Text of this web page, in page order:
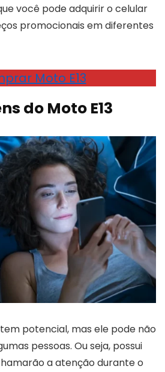
você pode adquirir o celular
promocionais em diferentes
Moto E13
do Moto E13
potencial, mas ele pode não
pessoas. Ou seja, possui
a atenção durante o